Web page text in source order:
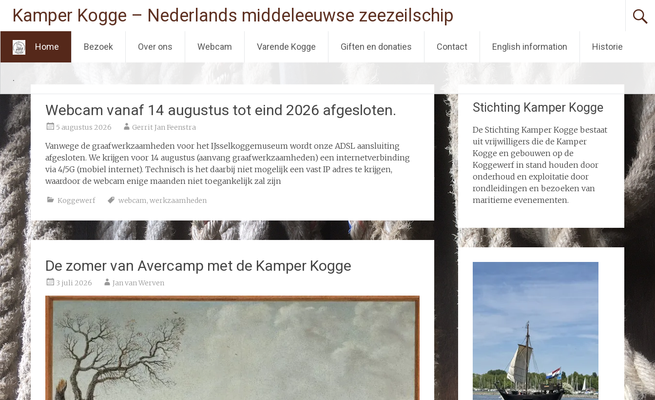
naar
de
inhoud
Kamper Kogge – Nederlands middeleeuwse zeezeilschip
Home Bezoek Over ons Webcam Varende Kogge Giften en donaties Contact English information Historie
.
Webcam vanaf 14 augustus tot eind 2026 afgesloten.
5 augustus 2026 Gerrit Jan Feenstra
Vanwege de graafwerkzaamheden voor het IJsselkoggemuseum wordt onze ADSL aansluiting
afgesloten. We krijgen voor 14 augustus (aanvang graafwerkzaamheden) een internetverbinding
via 4/5G (mobiel internet). Technisch is het daarbij niet mogelijk een vast IP adres te krijgen,
waardoor de webcam enige maanden niet toegankelijk zal zijn
Koggewerf webcam, werkzaamheden
De zomer van Avercamp met de Kamper Kogge
3 juli 2026 Jan van Werven
Stichting Kamper Kogge
De Stichting Kamper Kogge bestaat
uit vrijwilligers die de Kamper
Kogge en gebouwen op de
Koggewerf in stand houden door
onderhoud en exploitatie door
rondleidingen en bezoeken van
maritieme evenementen.